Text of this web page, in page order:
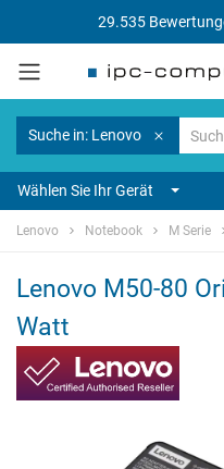
29.535
Suche in: Lenovo
Wählen Sie Ihr Gerät
Lenovo Notebook M Serie
Lenovo M50-80
Watt